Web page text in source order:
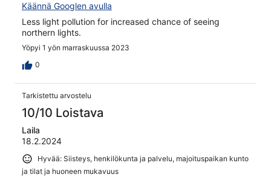
Käännä Googlen avulla
Less light pollution for increased chance of seeing
northern lights.
Yöpyi 1 yön marraskuussa 2023
0
Tarkistettu arvostelu
10/10 Loistava
Laila
18.2.2024
Hyvää: Siisteys, henkilökunta ja palvelu, majoituspaikan kunto
ja tilat ja huoneen mukavuus